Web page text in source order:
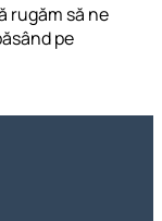
rugăm să ne
pe